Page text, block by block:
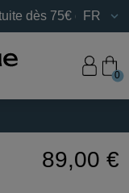
75€ d’achats en
FR
0
89,00 €